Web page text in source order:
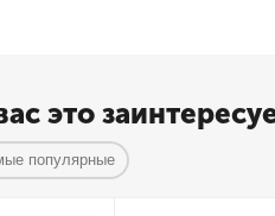
это
популярные